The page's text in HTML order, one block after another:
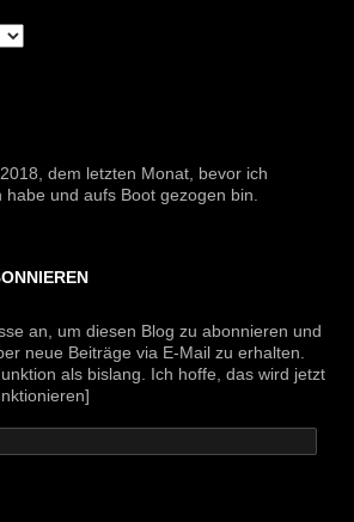
dem letzten Monat, bevor ich
und aufs Boot gezogen bin.
an, um diesen Blog zu abonnieren und
neue Beiträge via E-Mail zu erhalten.
als bislang. Ich hoffe, das wird jetzt